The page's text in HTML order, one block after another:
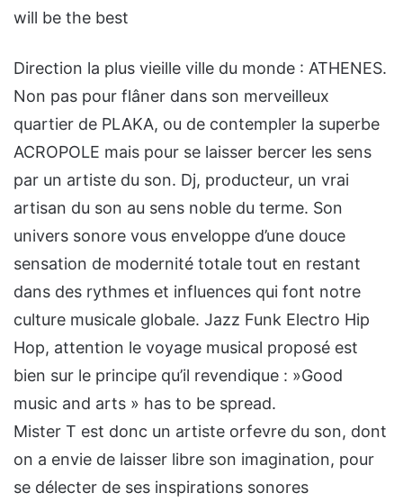
will be the best
Direction la plus vieille ville du monde : ATHENES.
Non pas pour flâner dans son merveilleux
quartier de PLAKA, ou de contempler la superbe
ACROPOLE mais pour se laisser bercer les sens
par un artiste du son. Dj, producteur, un vrai
artisan du son au sens noble du terme. Son
univers sonore vous enveloppe d’une douce
sensation de modernité totale tout en restant
dans des rythmes et influences qui font notre
culture musicale globale. Jazz Funk Electro Hip
Hop, attention le voyage musical proposé est
bien sur le principe qu’il revendique : »Good
music and arts » has to be spread.
Mister T est donc un artiste orfevre du son, dont
on a envie de laisser libre son imagination, pour
se délecter de ses inspirations sonores